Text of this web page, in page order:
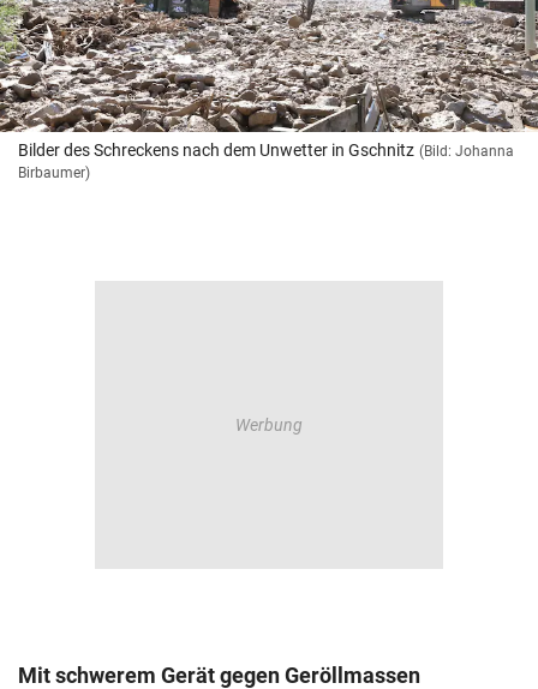
Bilder des Schreckens nach dem Unwetter in Gschnitz (Bild: Johanna
Birbaumer)
Mit schwerem Gerät gegen Geröllmassen